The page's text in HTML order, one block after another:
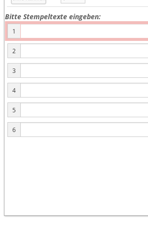
Bitte Stempeltexte eingeben:
1
2
3
4
5
6